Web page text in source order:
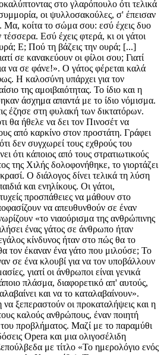
στο γλαρόπουλο ότι τελικά
οι ψυλλοσακούλες, σ' έπεισαν
Μα, κοίτα το σώμα σου: εσύ έχεις δυο
τέσσερα. Εσύ έχεις φτερά, κι οι γάτοι
Ε; Πού τη βάζεις την ουρά; [...]
σε κανακεύουν οι φίλοι σου; Γιατί
να σε φάνε!». Ο γάτος φέρεται καλά
Η καλοσύνη υπάρχει για τον
της αμοιβαιότητας. Το ίδιο και η
άσχημα απαντά με το ίδιο νόμισμα.
έζησε στη φυλακή των δικτατόρων.
θα ήθελε να δει τον Πινοσέτ να
από καρκίνο στον προστάτη. Γράφει
δεν συγχωρεί τους εχθρούς του
ότι κάποιος από τους στρατιωτικούς
της Χιλής δολοφονήθηκε, το γιορτάζει
Ο διάλογος δίνει τελικά τη λύση
και ενηλίκους. Οι γάτοι,
προσπάθειες να μάθουν στο
να απευθυνθούν σε έναν
«το νιαούρισμα της ανθρώπινης
ένας γάτος σε άνθρωπο ήταν
κίνδυνος ήταν στο πώς θα το
τον έκαναν ένα γάτο που μιλούσε; Το
σε ένα κλουβί για να τον υποβάλλουν
γιατί οι άνθρωποι είναι γενικά
πλάσμα, διαφορετικό απ' αυτούς,
και να το καταλαβαίνουν».
ξεπεραστούν οι προκαταλήψεις και η
καλούς ανθρώπους, έναν ποιητή
προβλήματος. Μαζί με το παραμύθι
Οpera και μια ολιγοσέλιδη
με τίτλο «Το ημερολόγιο ενός